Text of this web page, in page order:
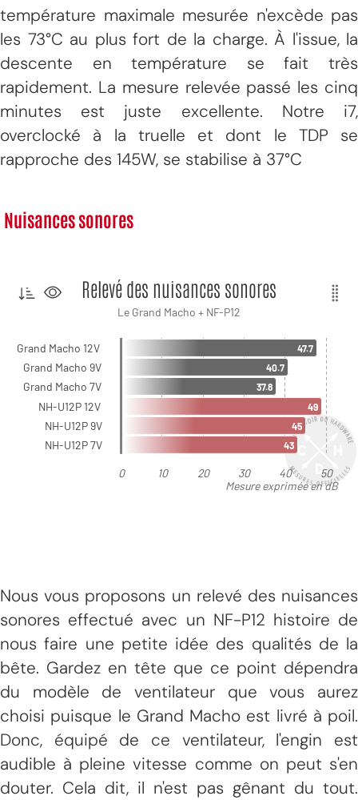
température maximale mesurée n'excède pas
les 73°C au plus fort de la charge. À l'issue, la
descente en température se fait très
rapidement. La mesure relevée passé les cinq
minutes est juste excellente. Notre i7,
overclocké à la truelle et dont le TDP se
rapproche des 145W, se stabilise à 37°C
Nuisances sonores
Nous vous proposons un relevé des nuisances
sonores effectué avec un NF-P12 histoire de
nous faire une petite idée des qualités de la
bête. Gardez en tête que ce point dépendra
du modèle de ventilateur que vous aurez
choisi puisque le Grand Macho est livré à poil.
Donc, équipé de ce ventilateur, l'engin est
audible à pleine vitesse comme on peut s'en
douter. Cela dit, il n'est pas gênant du tout.